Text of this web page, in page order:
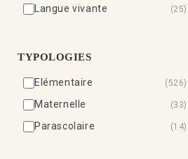
Langue vivante (25)
Mathématiques
TYPOLOGIES
Elémentaire (526)
Maternelle (33)
Parascolaire (14)